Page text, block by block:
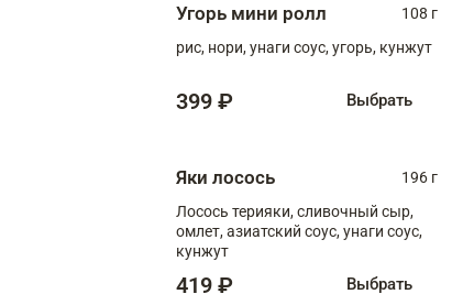
Угорь мини ролл
108 г
рис, нори, унаги соус, угорь, кунжут
399 ₽ Выбрать
Яки лосось
196 г
Лосось терияки, сливочный сыр,
омлет, азиатский соус, унаги соус,
кунжут
419 ₽ Выбрать